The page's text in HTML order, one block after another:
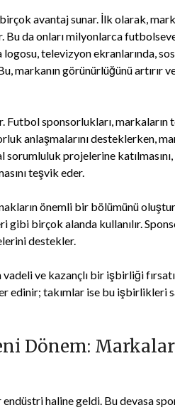
avantaj sunar. İlk olarak,
Bu da onları milyonlarca
televizyon ekranlarında,
markanın görünürlüğünü artırır ve
sponsorlukları, markaların
anlaşmalarını desteklerken,
sorumluluk projelerine
teşvik eder.
önemli bir bölümünü
birçok alanda kullanılır.
destekler.
ve kazançlı bir işbirliği
edinir; takımlar ise bu işbirlikleri
Dönem:
haline geldi. Bu devasa